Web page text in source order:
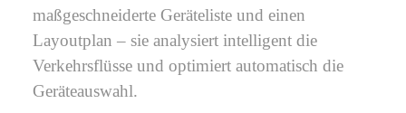
maßgeschneiderte Geräteliste und einen
Layoutplan – sie analysiert intelligent die
Verkehrsflüsse und optimiert automatisch die
Geräteauswahl.